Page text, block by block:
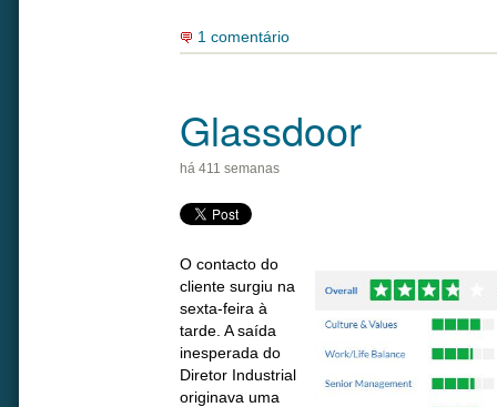
1 comentário
Glassdoor
há 411 semanas
O contacto do
cliente surgiu na
sexta-feira à
tarde. A saída
inesperada do
Diretor Industrial
originava uma